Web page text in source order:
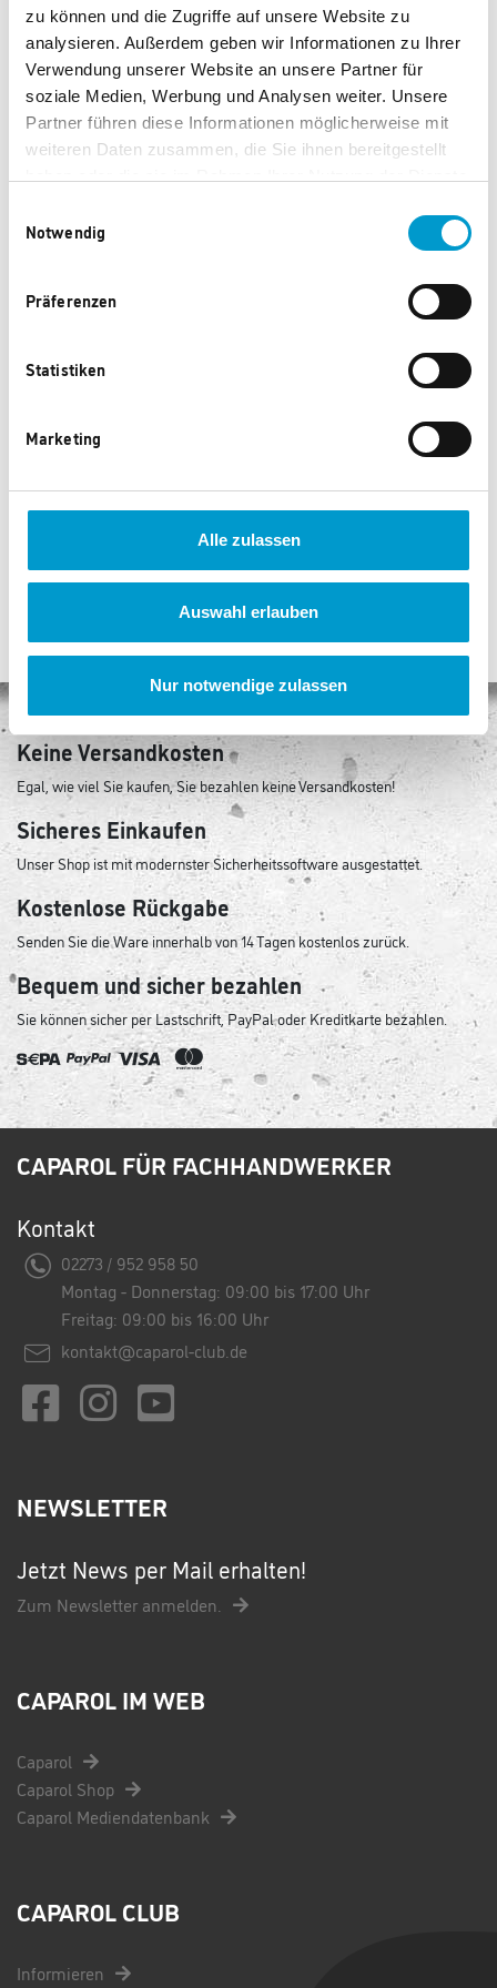
zu können und die Zugriffe auf unsere Website zu
analysieren. Außerdem geben wir Informationen zu Ihrer
Verwendung unserer Website an unsere Partner für
soziale Medien, Werbung und Analysen weiter. Unsere
Partner führen diese Informationen möglicherweise mit
weiteren Daten zusammen, die Sie ihnen bereitgestellt
Notwendig
Präferenzen
Statistiken
Marketing
Alle zulassen
Auswahl erlauben
Nur notwendige zulassen
Dangelmaier
GbR
Heusteige 20
88400 Biberach
an der Riß
https://
Keine Versandkosten
Egal, wie viel Sie kaufen, Sie bezahlen keine Versandkosten!
Sicheres Einkaufen
Unser Shop ist mit modernster Sicherheitssoftware ausgestattet.
Kostenlose Rückgabe
Senden Sie die Ware innerhalb von 14 Tagen kostenlos zurück.
Bequem und sicher bezahlen
Sie können sicher per Lastschrift, PayPal oder Kreditkarte bezahlen.
CAPAROL FÜR FACHHANDWERKER
Kontakt
02273 / 952 958 50
Montag - Donnerstag: 09:00 bis 17:00 Uhr
Freitag: 09:00 bis 16:00 Uhr
kontakt@caparol-club.de
NEWSLETTER
Jetzt News per Mail erhalten!
Zum Newsletter anmelden.
CAPAROL IM WEB
Caparol
Caparol Shop
Caparol Mediendatenbank
CAPAROL CLUB
Informieren